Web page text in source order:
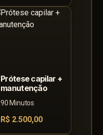
Prótese capilar +
manutenção
90 Minutos
R$ 2.500,00